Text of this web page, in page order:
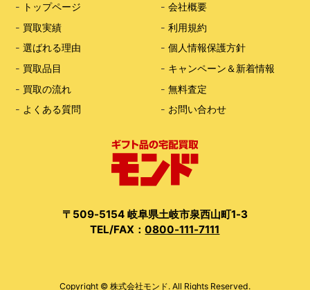
〒509-5154 岐阜県土岐市泉西山町1-3
TEL/FAX：0800-111-7111
- トップページ
- 買取実績
- 選ばれる理由
- 買取品目
- 買取の流れ
- よくある質問
-会社概要
-利用規約
-個人情報保護方針
- キャンペーン＆新着情報
-無料査定
- お問い合わせ
Copyright © 株式会社モンド. All Rights Reserved.